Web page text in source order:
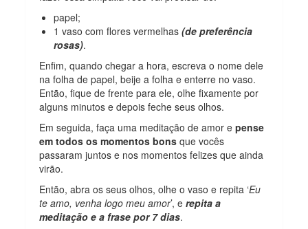
papel;
1 vaso com flores vermelhas(de preferência
rosas).
Enfim, quando chegar a hora, escreva o nome dele
na folha de papel, beije a folha e enterre no vaso.
Então, fique de frente para ele, olhe fixamente por
alguns minutos e depois feche seus olhos.
Em seguida, faça uma meditação de amor epense
em todos os momentos bons que vocês
passaram juntos e nos momentos felizes que ainda
virão.
Então, abra os seus olhos, olhe o vaso e repita ‘Eu
te amo, venha logo meu amor’, erepita a
meditação e a frase por 7 dias.